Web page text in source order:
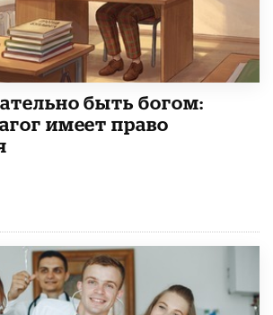
быть богом:
имеет право